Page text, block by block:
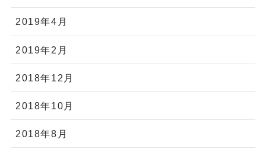
2019年4月
2019年2月
2018年12月
2018年10月
2018年8月